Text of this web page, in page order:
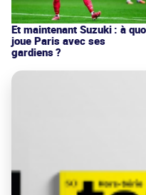
Et maintenant Suzuki : à
joue Paris avec ses
gardiens ?